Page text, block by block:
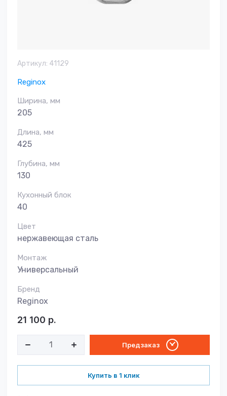
Артикул: 41129
Reginox
Ширина, мм
205
Длина, мм
425
Глубина, мм
130
Кухонный блок
40
Цвет
нержавеющая сталь
Монтаж
Универсальный
Бренд
Reginox
21 100 р.
Предзаказ
Купить в 1 клик